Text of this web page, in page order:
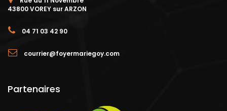
43800 VOREY sur ARZON
04 71 03 42 90
courrier@foyermariegoy.com
Partenaires